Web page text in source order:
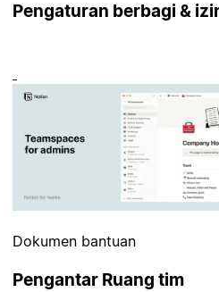
Pengaturan berbagi &
Dokumen bantuan
Pengantar Ruang tim